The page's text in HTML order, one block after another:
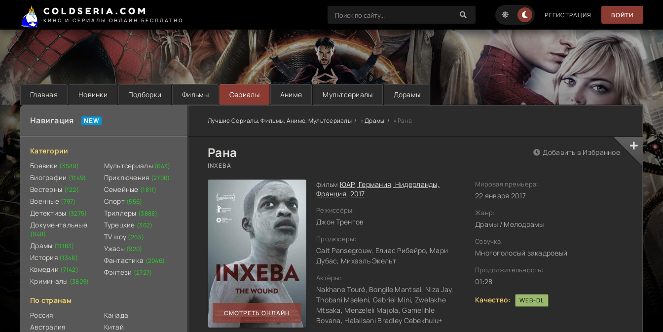
COLDSERIA.COM
КИНО И СЕРИАЛЫ ОНЛАЙН БЕСПЛАТНО
РЕГИСТРАЦИЯ ВОЙТИ
Главная Новинки Подборки Фильмы Сериалы Аниме Мультсериалы Дорамы
Навигация
Категории
Боевики (3589)
Биографии (1149)
Вестерны (122)
Военные (797)
Детективы (3275)
Документальные
(948)
Драмы (11183)
История (1348)
Комедии (7142)
Криминалы (3809)
Мультсериалы (643)
Приключения (2706)
Семейные (1811)
Спорт (556)
Триллеры (3888)
Турецкие (362)
TV шоу (263)
Ужасы (920)
Фантастика (2046)
Фэнтези (2727)
По странам
Россия
Австралия
Канада
Китай
Лучшие Сериалы, Фильмы, Аниме, Мультсериалы »Драмы » Рана
Рана
INXEBA
СМОТРЕТЬ ОНЛАЙН
фильм ЮАР, Германия, Нидерланды,
Франция, 2017
Режиссёры:
Джон Тренгов
Продюсеры:
Cait Pansegrouw, Елиас Рибейро, Мари
Дубас, Михаэль Экельт
Актёры:
Nakhane Touré, Bongile Mantsai, Niza Jay,
Thobani Mseleni, Gabriel Mini, Zwelakhe
Mtsaka, Menzeleli Majola, Gamelihle
Bovana, Halalisani Bradley Cebekhulu+
Добавить в Избранное
Мировая премьера:
22 января 2017
Жанр:
Драмы / Мелодрамы
Озвучка:
Многоголосый закадровый
Продолжительность:
01:28
Качество:
WEB-DL